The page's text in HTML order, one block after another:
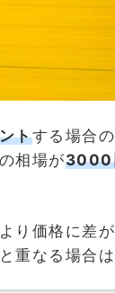
トする場合
相場が3000
り価格に差
重なる場合